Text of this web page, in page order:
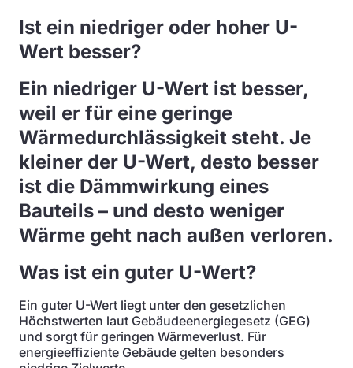
Ist ein niedriger oder hoher U-
Wert besser?
Ein niedriger U-Wert ist besser,
weil er für eine geringe
Wärmedurchlässigkeit steht. Je
kleiner der U-Wert, desto besser
ist die Dämmwirkung eines
Bauteils – und desto weniger
Wärme geht nach außen verloren.
Was ist ein guter U-Wert?
Ein guter U-Wert liegt unter den gesetzlichen
Höchstwerten laut Gebäudeenergiegesetz (GEG)
und sorgt für geringen Wärmeverlust. Für
energieeffiziente Gebäude gelten besonders